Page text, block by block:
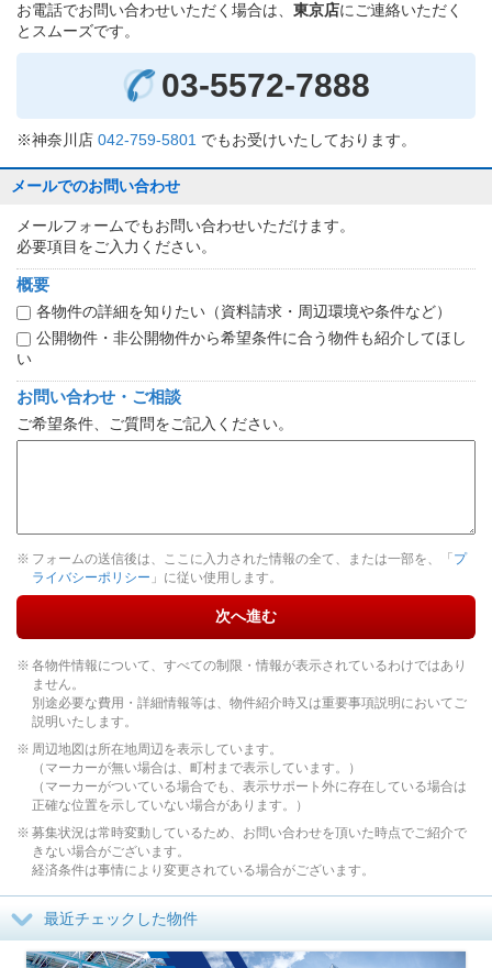
お電話でお問い合わせいただく場合は、 東京店にご連絡いただく
とスムーズです。
03-5572-7888
※神奈川店 042-759-5801 でもお受けいたしております。
メールでのお問い合わせ
メールフォームでもお問い合わせいただけます。
必要項目をご入力ください。
概要
各物件の詳細を知りたい（資料請求・周辺環境や条件など）
公開物件・非公開物件から希望条件に合う物件も紹介してほし
い
お問い合わせ・ご相談
ご希望条件、ご質問をご記入ください。
フォームの送信後は、ここに入力された情報の全て、または一部を、「 プ
ライバシーポリシー 」に従い使用します。
次へ進む
各物件情報について、すべての制限・情報が表示されているわけではあり
ません。
別途必要な費用・詳細情報等は、物件紹介時又は重要事項説明においてご
説明いたします。
周辺地図は所在地周辺を表示しています。
（マーカーが無い場合は、町村まで表示しています。）
（マーカーがついている場合でも、表示サポート外に存在している場合は
正確な位置を示していない場合があります。）
募集状況は常時変動しているため、お問い合わせを頂いた時点でご紹介で
きない場合がございます。
経済条件は事情により変更されている場合がございます。
最近チェックした物件